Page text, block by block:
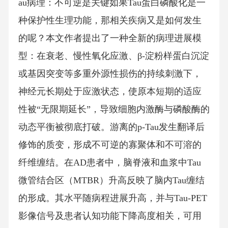
au病理：不可逆是关键如果Tau蛋白磷酸化是一
种保护性生理功能，那相关疾病又是如何发生
的呢？本文作者提出了一种全新的病理进展模
型：在衰老、慢性氧化应激、β-淀粉样蛋白沉淀
或基因突变等多重外源性损伤的持续刺激下，
神经元长期处于应激状态，使原本短期的适应
性被“无限期延长”，导致细胞内激酶与磷酸酶的
动态平衡被彻底打破。游离的p-Tau发生翻译后
修饰的质变，形成不可逆的寡聚体和不可溶的
纤维缠结。在AD患者中，脑脊液和血浆中Tau
微管结合区（MTBR）升高反映了脑内Tau缠结
的形成。其水平随病程进展升高，并与Tau-PET
影像信号及患者认知功能下降高度相关，可用